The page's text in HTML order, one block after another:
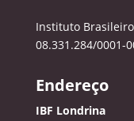
Instituto Brasileiro
08.331.284/0001-
Endereço
IBF Londrina